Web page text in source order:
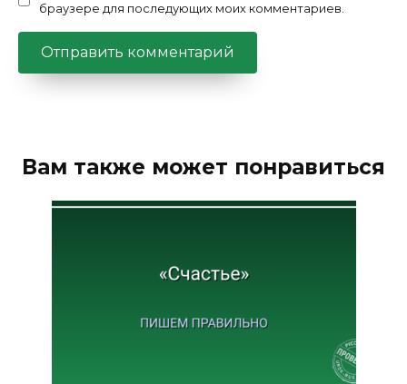
браузере для последующих моих комментариев.
Вам также может понравиться